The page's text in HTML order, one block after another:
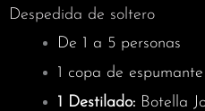
Despedida de soltero
De 1 a 5 personas
1 copa de
1 Destilado: Botella